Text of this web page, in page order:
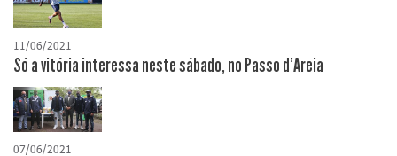
11/06/2021
Só a vitória interessa neste sábado, no Passo d'Areia
07/06/2021